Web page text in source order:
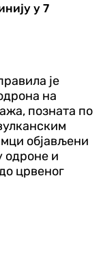
у 7
је
на
позната по
објављени
одроне и
црвеног